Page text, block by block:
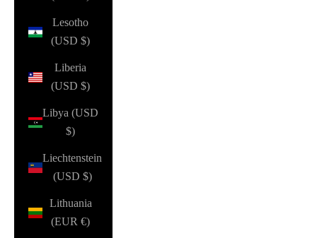
Lesotho
(USD $)
Liberia
(USD $)
Libya (USD
$)
Liechtenstein
(USD $)
Lithuania
(EUR €)